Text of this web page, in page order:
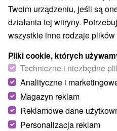
Atrakcje dla dzieci
Atrakcje turystyczne (4)
Červený Kláštor(2)
Twoim urządzeniu, jeśli są
działania tej witryny.
wszystkie inne rodzaje plików
Pliki cookie, których
Techniczne i niezbędne
Analityczne i
Magazyn reklam
Reklamowe dane
Personalizacja reklam